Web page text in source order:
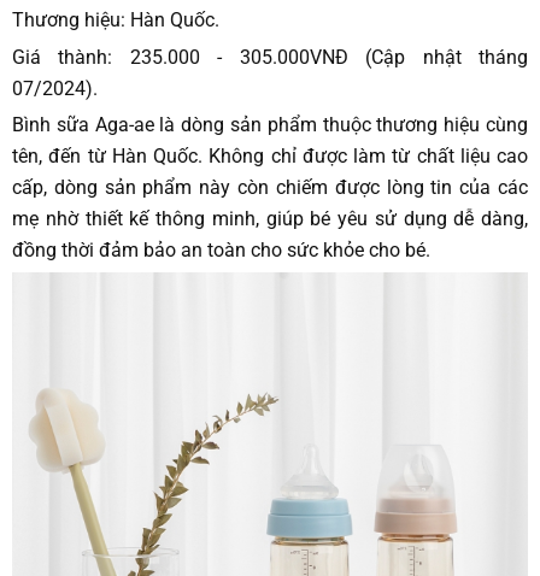
Thương hiệu: Hàn Quốc.
Giá thành: 235.000 - 305.000VNĐ (Cập nhật tháng
07/2024).
Bình sữa Aga-ae là dòng sản phẩm thuộc thương hiệu cùng
tên, đến từ Hàn Quốc. Không chỉ được làm từ chất liệu cao
cấp, dòng sản phẩm này còn chiếm được lòng tin của các
mẹ nhờ thiết kế thông minh, giúp bé yêu sử dụng dễ dàng,
đồng thời đảm bảo an toàn cho sức khỏe cho bé.